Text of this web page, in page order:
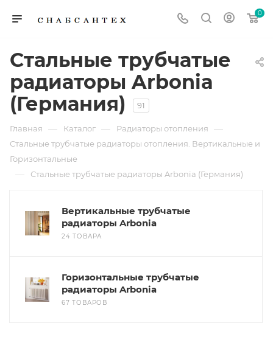
0
Стальные трубчатые
радиаторы Arbonia
(Германия)
91
Главная — Каталог — Радиаторы отопления —
Стальные трубчатые радиаторы отопления. Вертикальные и
Горизонтальные
— Стальные трубчатые радиаторы Arbonia (Германия)
Вертикальные трубчатые
радиаторы Arbonia
24 ТОВАРА
Горизонтальные трубчатые
радиаторы Arbonia
67 ТОВАРОВ